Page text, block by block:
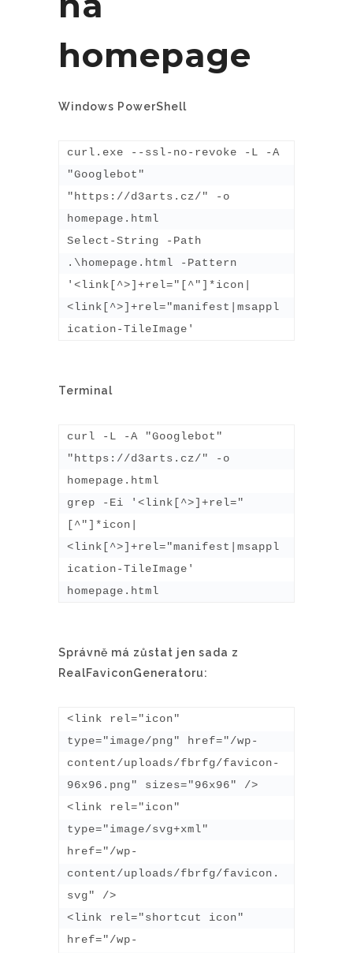
homepage
Windows PowerShell
curl.exe --ssl-no-revoke -L -A
"Googlebot"
"https://d3arts.cz/" -o
homepage.html
Select-String -Path
.\homepage.html -Pattern
'<link[^>]+rel="[^"]*icon|
<link[^>]+rel="manifest|msappl
ication-TileImage'
Terminal
curl -L -A "Googlebot"
"https://d3arts.cz/" -o
homepage.html
grep -Ei '<link[^>]+rel="
[^"]*icon|
<link[^>]+rel="manifest|msappl
ication-TileImage'
homepage.html
Správně má zůstat jen sada z
RealFaviconGeneratoru:
<link rel="icon"
type="image/png" href="/wp-
content/uploads/fbrfg/favicon-
96x96.png" sizes="96x96" />
<link rel="icon"
type="image/svg+xml"
href="/wp-
content/uploads/fbrfg/favicon.
svg" />
<link rel="shortcut icon"
href="/wp-